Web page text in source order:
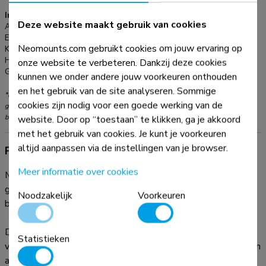
Informatie
Artikelnummer:
PLASMA-W2250BLACK
EAN:
Kleur:
Zwart
Hoofdmateriaal:
Staal
Garantie:
5 jaar
*NB. De vermelde inch-maten zijn slechts een indicatie, gecombineerd met het
gewicht en de VESA-maten. Het maximale gewicht en de VESA-maat zijn absolute
beperkingen voor de producten en dienen niet te worden overschreden.
Productinformatie
Met de Neomounts PLASMA-W2250BLACK plaatst u een
groot formaat scherm op de vloer in bijvoorbeeld uw
bedrijfsentree, klaslokaal, boardroom of presentatieruimte.
De gemotoriseerde elektrische vloerlift dient aan de muur
verankerd te worden door meegeleverde wandsteunen (7 cm
afstand). De PLASMA-W2250BLACK is zeer eenvoudig in
Deze website maakt gebruik van cookies
Neomounts.com gebruikt cookies om jouw ervaring op
onze website te verbeteren. Dankzij deze cookies
kunnen we onder andere jouw voorkeuren onthouden
en het gebruik van de site analyseren. Sommige
cookies zijn nodig voor een goede werking van de
website. Door op “toestaan” te klikken, ga je akkoord
met het gebruik van cookies. Je kunt je voorkeuren
altijd aanpassen via de instellingen van je browser.
Meer informatie over cookies
Noodzakelijk
Voorkeuren
Statistieken